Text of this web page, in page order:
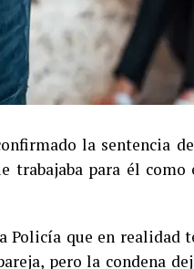
la sentencia
trabajaba para él
Policía que en
pero la condena